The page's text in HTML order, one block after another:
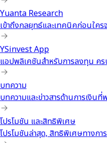
Yuanta Research
เข้าถึงกลยุทธ์และเทคนิคก่อนใคร
YSinvest App
แอปพลิเคชันสำหรับการลงทุน คร
บทความ
บทความและข่าวสารด้านการเงินที่
โปรโมชัน และสิทธิพิเศษ
โปรโมชันล่าสุด, สิทธิพิเศษทางก